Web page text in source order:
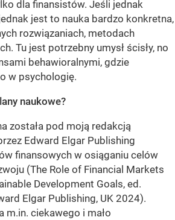
dla finansistów. Jeśli jednak
jest to nauka bardzo konkretna,
rozwiązaniach, metodach
Tu jest potrzebny umysł ścisły, no
behawioralnymi, gdzie
w psychologię.
naukowe?
została pod moją redakcją
Edward Elgar Publishing
finansowych w osiąganiu celów
(The Role of Financial Markets
Development Goals, ed.
Elgar Publishing, UK 2024).
m.in. ciekawego i mało